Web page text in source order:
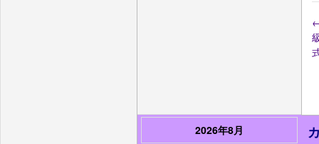
2026年8月